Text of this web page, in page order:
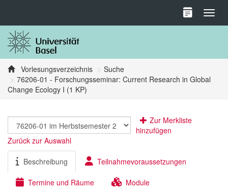
Vorlesungsverzeichnis
Suche
76206-01 - Forschungsseminar: Current Research in Global
Change Ecology I (1 KP)
Zur Merkliste
hinzufügen
Zurück zur Auswahl
Beschreibung Teilnahmevoraussetzungen
Termine und Räume Module